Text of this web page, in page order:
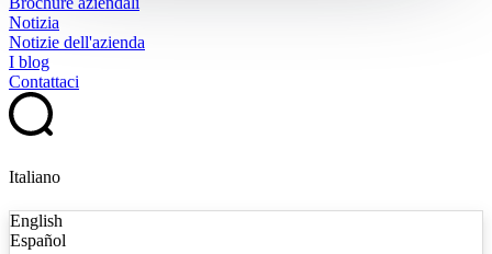
Notizia
Notizie dell'azienda
I blog
Contattaci
Italiano
English
Español